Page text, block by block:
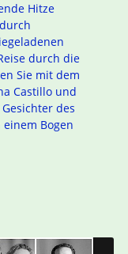
Hitze
durch die
Sie mit dem
Castillo und
des
einem Bogen